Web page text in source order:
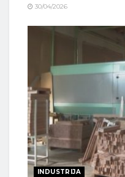
30/04/2026
INDUSTRIJA